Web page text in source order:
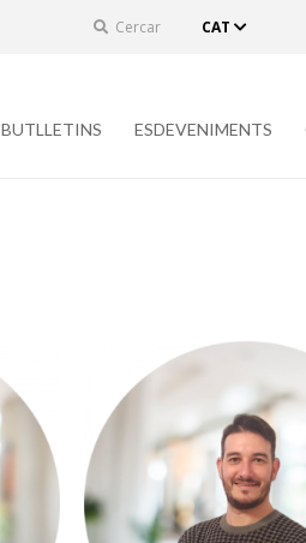
Cercar CAT
BUTLLETINS ESDEVENIMENTS